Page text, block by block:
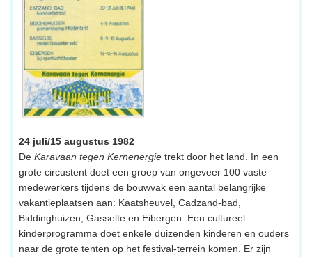
24 juli/15 augustus 1982
De Karavaan tegen Kernenergie trekt door het land. In een
grote circustent doet een groep van ongeveer 100 vaste
medewerkers tijdens de bouwvak een aantal belangrijke
vakantieplaatsen aan: Kaatsheuvel, Cadzand-bad,
Biddinghuizen, Gasselte en Eibergen. Een cultureel
kinderprogramma doet enkele duizenden kinderen en ouders
naar de grote tenten op het festival-terrein komen. Er zijn